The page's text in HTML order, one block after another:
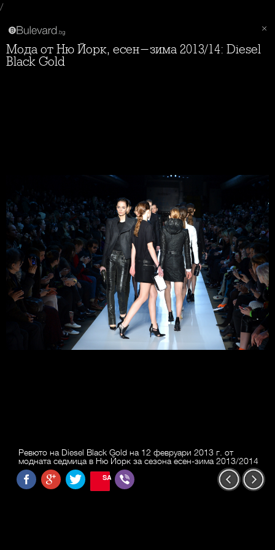
/
Мода от Ню Йорк, есен-зима 2013/14: Diesel
Black Gold
Ревюто на Diesel Black Gold на 12 февруари 2013 г. от
модната седмица в Ню Йорк за сезона есен-зима 2013/2014
SAVE